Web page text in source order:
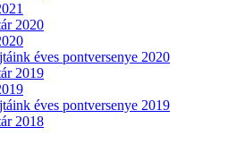
2020
éves pontversenye 2020
2019
éves pontversenye 2019
2018